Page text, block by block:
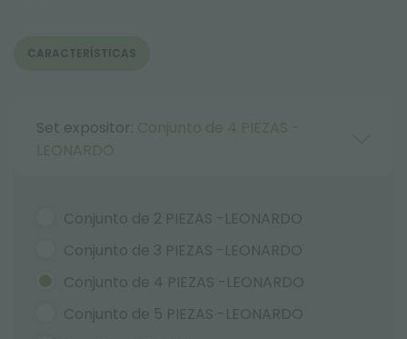
CARACTERÍSTICAS
Set expositor: Conjunto de 4 PIEZAS -
LEONARDO
Conjunto de 2 PIEZAS -LEONARDO
Conjunto de 3 PIEZAS -LEONARDO
Conjunto de 4 PIEZAS -LEONARDO
Conjunto de 5 PIEZAS -LEONARDO